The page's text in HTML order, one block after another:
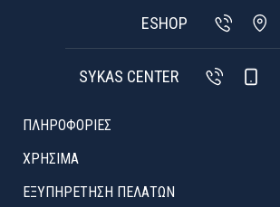
ESHOP
SYKAS CENTER
ΠΛΗΡΟΦΟΡΙΕΣ
ΧΡΉΣΙΜΑ
ΕΞΥΠΗΡΈΤΗΣΗ ΠΕΛΑΤΏΝ